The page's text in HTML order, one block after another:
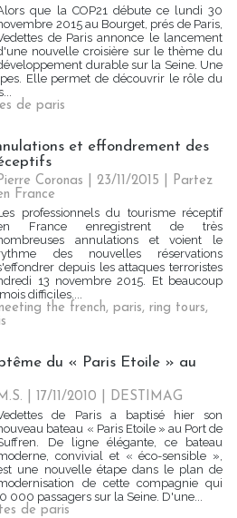
que la COP21 débute ce lundi 30
2015 au Bourget, prés de Paris,
de Paris annonce le lancement
nouvelle croisière sur le thème du
durable sur la Seine. Une
Elle permet de découvrir le rôle du
de paris
et effondrement des
Coronas | 23/11/2015
Partez
France
professionnels du tourisme réceptif
France enregistrent de très
annulations et voient le
des nouvelles réservations
depuis les attaques terroristes
13 novembre 2015. Et beaucoup
difficiles....
the french, paris, ring tours,
du « Paris Etoile » au
| 17/11/2010
DESTIMAG
de Paris a baptisé hier son
bateau « Paris Etoile » au Port de
De ligne élégante, ce bateau
convivial et « éco-sensible »,
une nouvelle étape dans le plan de
de cette compagnie qui
000 passagers sur la Seine. D'une...
de paris